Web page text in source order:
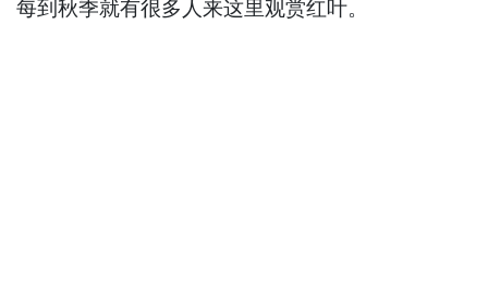
每到秋季就有很多人来这里观赏红叶。